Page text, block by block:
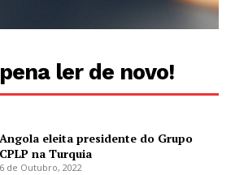
ler de novo!
Angola eleita presidente do Grupo
CPLP na Turquia
6 de Outubro, 2022